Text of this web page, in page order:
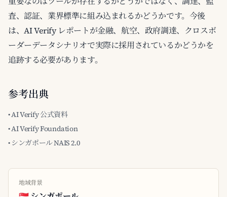
査、認証、業界標準に組み込まれるかどうかです。今後
は、AI Verify レポートが金融、航空、政府調達、クロスボ
ーダーデータシナリオで実際に採用されているかどうかを
追跡する必要があります。
参考出典
• AI Verify 公式資料
• AI Verify Foundation
• シンガポール NAIS 2.0
地域背景